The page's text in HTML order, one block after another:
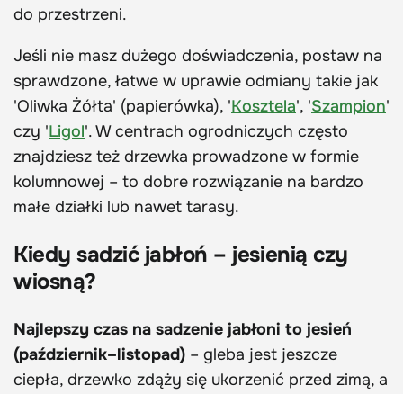
do przestrzeni.
Jeśli nie masz dużego doświadczenia, postaw na
sprawdzone, łatwe w uprawie odmiany takie jak
'Oliwka Żółta' (papierówka), 'Kosztela', 'Szampion'
czy 'Ligol'. W centrach ogrodniczych często
znajdziesz też drzewka prowadzone w formie
kolumnowej – to dobre rozwiązanie na bardzo
małe działki lub nawet tarasy.
Kiedy sadzić jabłoń – jesienią czy
wiosną?
Najlepszy czas na sadzenie jabłoni to jesień
(październik–listopad) – gleba jest jeszcze
ciepła, drzewko zdąży się ukorzenić przed zimą, a